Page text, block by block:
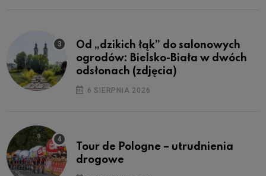
Od „dzikich łąk” do salonowych
ogrodów: Bielsko-Biała w dwóch
odsłonach (zdjęcia)
6 SIERPNIA 2026
Tour de Pologne – utrudnienia
drogowe